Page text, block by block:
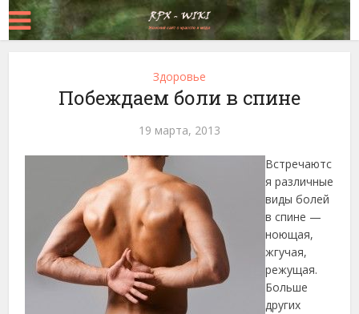
Здоровье
Побеждаем боли в спине
19 марта, 2013
Встречаютс
я различные
виды болей
в спине —
ноющая,
жгучая,
режущая.
Больше
других